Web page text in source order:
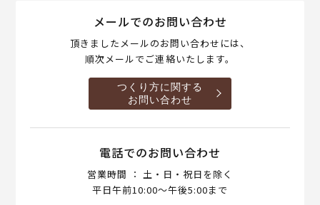
メールでのお問い合わせ
頂きましたメールのお問い合わせには、
順次メールでご連絡いたします。
つくり方に関する
お問い合わせ
電話でのお問い合わせ
営業時間 ： 土・日・祝日を除く
平日午前10:00～午後5:00まで